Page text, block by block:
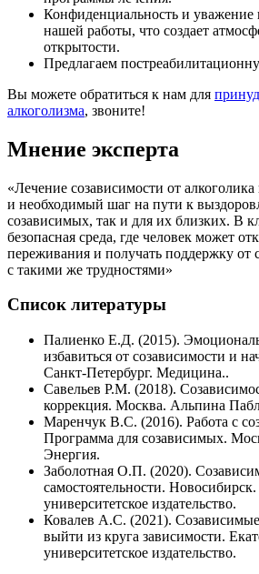
Конфиденциальность и
нашей работы, что создает
открытости.
Предлагаем
Вы можете обратиться к нам для
алкоголизма, звоните!
Мнение эксперта
«Лечение созависимости от
и необходимый шаг на пути к
созависимых, так и для их близких. В
безопасная среда, где человек может
переживания и получать поддержку от
с такими же трудностями»
Список литературы
Палиенко Е.Д. (2015).
избавиться от созависимости и
Санкт-Петербург. Медицина..
Савельев Р.М. (2018).
коррекция. Москва. Альпина
Маренчук В.С. (2016). Работа с
Программа для созависимых.
Энергия.
Заболотная О.П. (2020).
самостоятельности.
университетское издательство.
Ковалев А.С. (2021).
выйти из круга зависимости.
университетское издательство.